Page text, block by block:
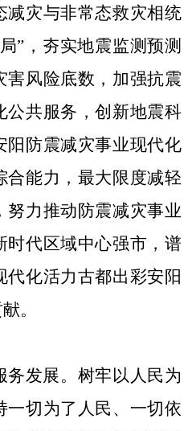
减灾与非常态救灾相统
”，夯实地震监测预测
害风险底数，加强抗震
公共服务，创新地震科
阳 防震减灾事业现代化
合能力，最大限度减轻
努力推动 防震减灾事业
时代区域中心强市 ，谱
化活力古都出彩安阳
。
发展。 树牢 以人民为
一切为了人民、一切依